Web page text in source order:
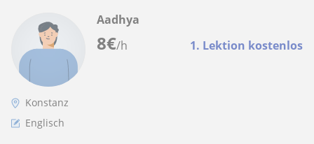
8€/h 1. Lektion kostenlos
Aadhya
Konstanz
Englisch